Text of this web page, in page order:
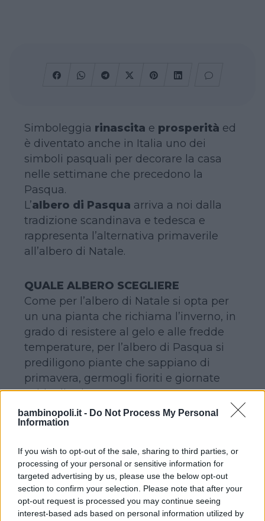
bambinopoli.it - Do Not Process My Personal
Information
If you wish to opt-out of the sale, sharing to third parties, or
processing of your personal or sensitive information for
targeted advertising by us, please use the below opt-out
section to confirm your selection. Please note that after your
opt-out request is processed you may continue seeing
interest-based ads based on personal information utilized by
Simboleggia rinascita e prosperità ed
è diventato anche in Italia uno dei
simboli pasquali per decorare la casa
nelle settimane che precedono la
Pasqua.
L’albero di Pasqua arriva a noi dalla
tradizione scandinava e tedesca e
rappresenta l’alternativa primaverile
all’albero di Natale.
QUALE ALBERO SCEGLIERE
Come per l’albero di Natale si opta per
un una pianta che richiama l’inverno, in
grado di resistere al gelo e alle fredde
temperature, per l’albero di Pasqua si
prediligono piante che sappiano di
primavera, germogli fioriti e giornate
calde di sole.
Per gli alberi in vaso, dunque, le
preferenze vanno ai
e decorare a proprio piacimento.
Sì anche airami di albicocco. O
qualsiasi altro ramo purché spoglio o
con piccole gemme.
Per chi, invece, preferisce addobbare